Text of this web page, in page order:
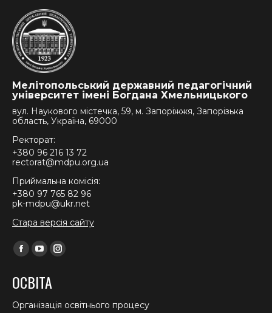
Мелітопольський державний педагогічний
університет імені Богдана Хмельницького
вул. Наукового містечка, 59, м. Запоріжжя, Запорізька
область, Україна, 69000
Ректорат:
+380 96 216 13 72
rectorat@mdpu.org.ua
Приймальна комісія:
+380 97 765 82 96
pk-mdpu@ukr.net
Стара версія сайту
Find us on:
Facebook
opens
in
YouTube
opens
in
Instagram
in
ОСВІТА
Організація освітнього процесу